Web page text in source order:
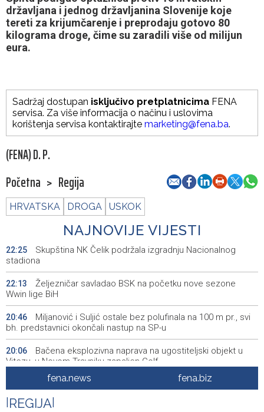
državljana i jednog državljanina Slovenije koje
tereti za krijumčarenje i preprodaju gotovo 80
kilograma droge, čime su zaradili više od milijun
eura.
Sadržaj dostupan isključivo pretplatnicima FENA
servisa. Za više informacija o načinu i uslovima
korištenja servisa kontaktirajte marketing@fena.ba.
(FENA) D. P.
Početna > Regija
HRVATSKA DROGA USKOK
NAJNOVIJE VIJESTI
22:25
Skupština NK Čelik podržala izgradnju Nacionalnog
stadiona
22:13
Željezničar savladao BSK na početku nove sezone
Wwin lige BiH
20:46
Miljanović i Suljić ostale bez polufinala na 100 m pr., svi
bh. predstavnici okončali nastup na SP-u
20:06
Bačena eksplozivna naprava na ugostiteljski objekt u
Vitezu, u Novom Travniku zapaljen Golf
Galerija ULUPUBiH otvara novu izlagačku sezonu,
predstavlja novi izlagački program
fena.news fena.biz
REGIJA